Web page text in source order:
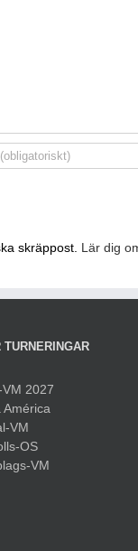
skräppost. Lär dig
TURNERINGAR
VM 2027
América
VM
OS
VM